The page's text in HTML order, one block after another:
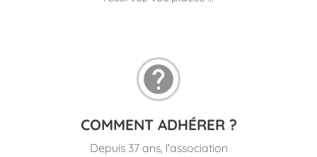
help
COMMENT ADHÉRER ?
Depuis 37 ans, l'association